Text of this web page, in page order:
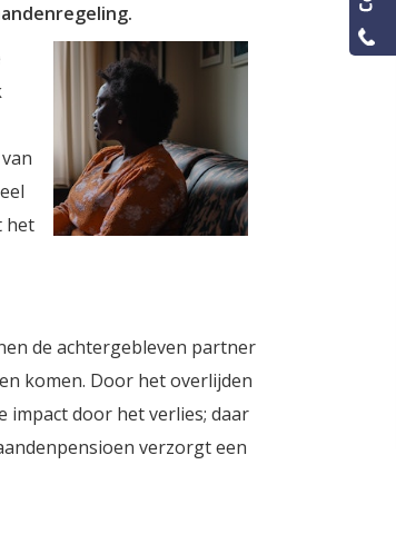
het
de achtergebleven partner
komen. Door het overlijden
impact door het verlies; daar
verzorgt een